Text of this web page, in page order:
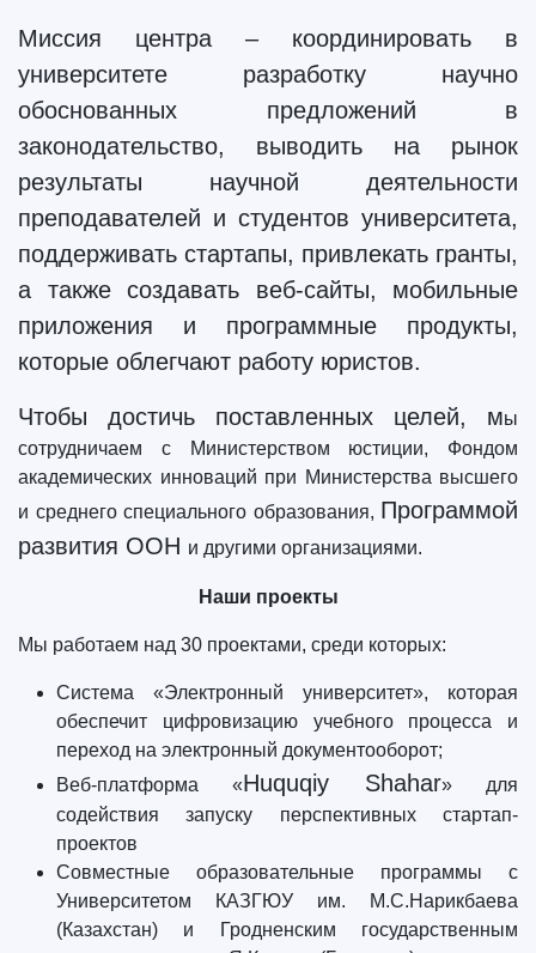
Миссия центра – координировать в
университете разработку научно
обоснованных предложений в
законодательство, выводить на рынок
результаты научной деятельности
преподавателей и студентов университета,
поддерживать стартапы, привлекать гранты,
а также создавать веб-сайты, мобильные
приложения и программные продукты,
которые облегчают работу юристов.
Чтобы достичь поставленных целей, мы
сотрудничаем с Министерством юстиции, Фондом
академических инноваций при Министерства высшего
и среднего специального образования, Программой
развития ООН и другими организациями.
Наши проекты
Мы работаем над 30 проектами, среди которых:
Система «Электронный университет», которая
обеспечит цифровизацию учебного процесса и
переход на электронный документооборот;
Веб-платформа «Huquqiy Shahar» для
содействия запуску перспективных стартап-
проектов
Совместные образовательные программы с
Университетом КАЗГЮУ им. М.С.Нарикбаева
(Казахстан) и Гродненским государственным